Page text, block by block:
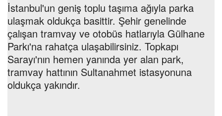
İstanbul'un geniş toplu taşıma ağıyla parka
ulaşmak oldukça basittir. Şehir genelinde
çalışan tramvay ve otobüs hatlarıyla Gülhane
Parkı'na rahatça ulaşabilirsiniz. Topkapı
Sarayı'nın hemen yanında yer alan park,
tramvay hattının Sultanahmet istasyonuna
oldukça yakındır.